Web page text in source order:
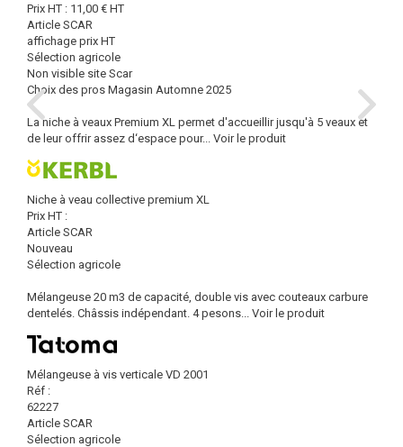
Prix HT : 11,00 € HT
Article SCAR
affichage prix HT
Sélection agricole
Non visible site Scar
Choix des pros Magasin Automne 2025
La niche à veaux Premium XL permet d'accueillir jusqu'à 5 veaux et
de leur offrir assez d‘espace pour... Voir le produit
Niche à veau collective premium XL
Prix HT :
Article SCAR
Nouveau
Sélection agricole
Mélangeuse 20 m3 de capacité, double vis avec couteaux carbure
dentelés. Châssis indépendant. 4 pesons... Voir le produit
Mélangeuse à vis verticale VD 2001
Réf :
62227
Article SCAR
Sélection agricole